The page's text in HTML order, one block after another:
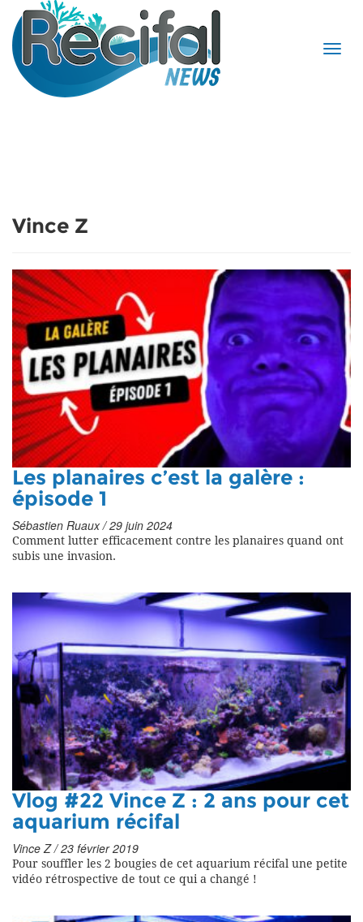
Vince Z
Les planaires c’est la galère :
épisode 1
Sébastien Ruaux / 29 juin 2024
Comment lutter efficacement contre les planaires quand ont
subis une invasion.
Vlog #22 Vince Z : 2 ans pour cet
aquarium récifal
Vince Z / 23 février 2019
Pour souffler les 2 bougies de cet aquarium récifal une petite
vidéo rétrospective de tout ce qui a changé !